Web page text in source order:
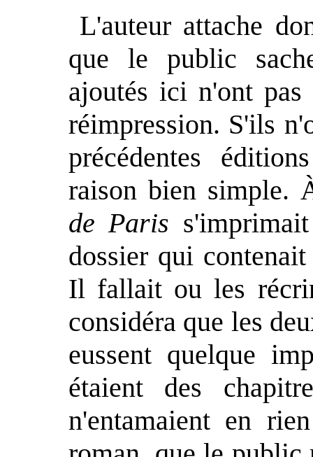
L'auteur attache
que le public
ajoutés ici n'ont
réimpression. S'ils
précédentes
raison bien simple.
de Paris
dossier qui
Il fallait ou les
considéra que les
eussent quelque
étaient des
n'entamaient en